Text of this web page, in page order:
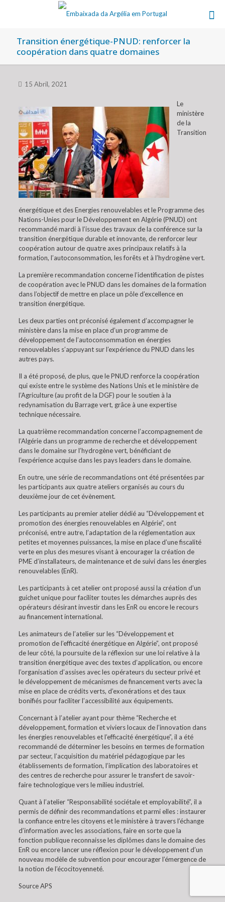
Transition énergétique-PNUD: renforcer la
coopération dans quatre domaines
15 Abril, 2021
Le
ministère
de la
Transition
énergétique et des Energies renouvelables et le Programme des
Nations-Unies pour le Développement en Algérie (PNUD) ont
recommandé mardi à l’issue des travaux de la conférence sur la
transition énergétique durable et innovante, de renforcer leur
coopération autour de quatre axes principaux relatifs à la
formation, l’autoconsommation, les forêts et à l’hydrogène vert.
La première recommandation concerne l’identification de pistes
de coopération avec le PNUD dans les domaines de la formation
dans l’objectif de mettre en place un pôle d’excellence en
transition énergétique.
Les deux parties ont préconisé également d’accompagner le
ministère dans la mise en place d’un programme de
développement de l’autoconsommation en énergies
renouvelables s’appuyant sur l’expérience du PNUD dans les
autres pays.
Il a été proposé, de plus, que le PNUD renforce la coopération
qui existe entre le système des Nations Unis et le ministère de
l’Agriculture (au profit de la DGF) pour le soutien à la
redynamisation du Barrage vert, grâce à une expertise
technique nécessaire.
La quatrième recommandation concerne l’accompagnement de
l’Algérie dans un programme de recherche et développement
dans le domaine sur l’hydrogène vert, bénéficiant de
l’expérience acquise dans les pays leaders dans le domaine.
En outre, une série de recommandations ont été présentées par
les participants aux quatre ateliers organisés au cours du
deuxième jour de cet évènement.
Les participants au premier atelier dédié au “Développement et
promotion des énergies renouvelables en Algérie”, ont
préconisé, entre autre, l’adaptation de la réglementation aux
petites et moyennes puissances, la mise en place d’une fiscalité
verte en plus des mesures visant à encourager la création de
PME d’installateurs, de maintenance et de suivi dans les énergies
renouvelables (EnR).
Les participants à cet atelier ont proposé aussi la création d’un
guichet unique pour faciliter toutes les démarches auprès des
opérateurs désirant investir dans les EnR ou encore le recours
au financement international.
Les animateurs de l’atelier sur les “Développement et
promotion de l’efficacité énergétique en Algérie”, ont proposé
de leur côté, la poursuite de la réflexion sur une loi relative à la
transition énergétique avec des textes d’application, ou encore
l’organisation d’assises avec les opérateurs du secteur privé et
le développement de mécanismes de financement verts avec la
mise en place de crédits verts, d’exonérations et des taux
bonifiés pour faciliter l’accessibilité aux équipements.
Concernant à l’atelier ayant pour thème “Recherche et
développement, formation et viviers locaux de l’innovation dans
les énergies renouvelables et l’efficacité énergétique”, il a été
recommandé de déterminer les besoins en termes de formation
par secteur, l’acquisition du matériel pédagogique par les
établissements de formation, l’implication des laboratoires et
des centres de recherche pour assurer le transfert de savoir-
faire technologique vers le milieu industriel.
Quant à l’atelier “Responsabilité sociétale et employabilité”, il a
permis de définir des recommandations et parmi elles : instaurer
la confiance entre les citoyens et le ministère à travers l’échange
d’information avec les associations, faire en sorte que la
fonction publique reconnaisse les diplômes dans le domaine des
EnR ou encore lancer une réflexion pour le développement d’un
nouveau modèle de subvention pour encourager l’émergence de
la notion de l’écocitoyenneté.
Source APS